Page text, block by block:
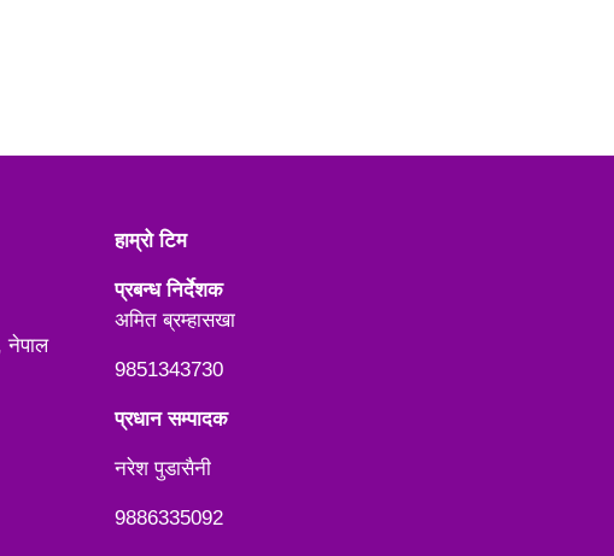
नेपाल
हाम्रो टिम
प्रबन्ध निर्देशक
अमित ब्रम्हासखा
9851343730
प्रधान सम्पादक
नरेश पुडासैनी
9886335092